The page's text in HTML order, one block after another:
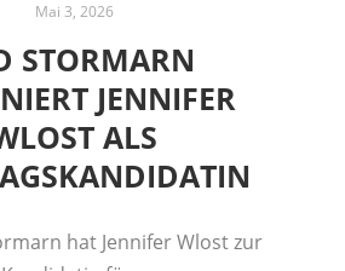
Mai 3, 2026
STORMARN
JENNIFER
ALS
hat Jennifer Wlost zur